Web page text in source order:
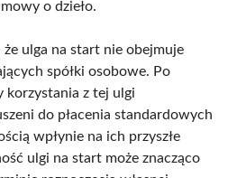
o dzieło.
ulga na start nie obejmuje
spółki osobowe. Po
korzystania z tej ulgi
do płacenia standardowych
wpłynie na ich przyszłe
ulgi na start może znacząco